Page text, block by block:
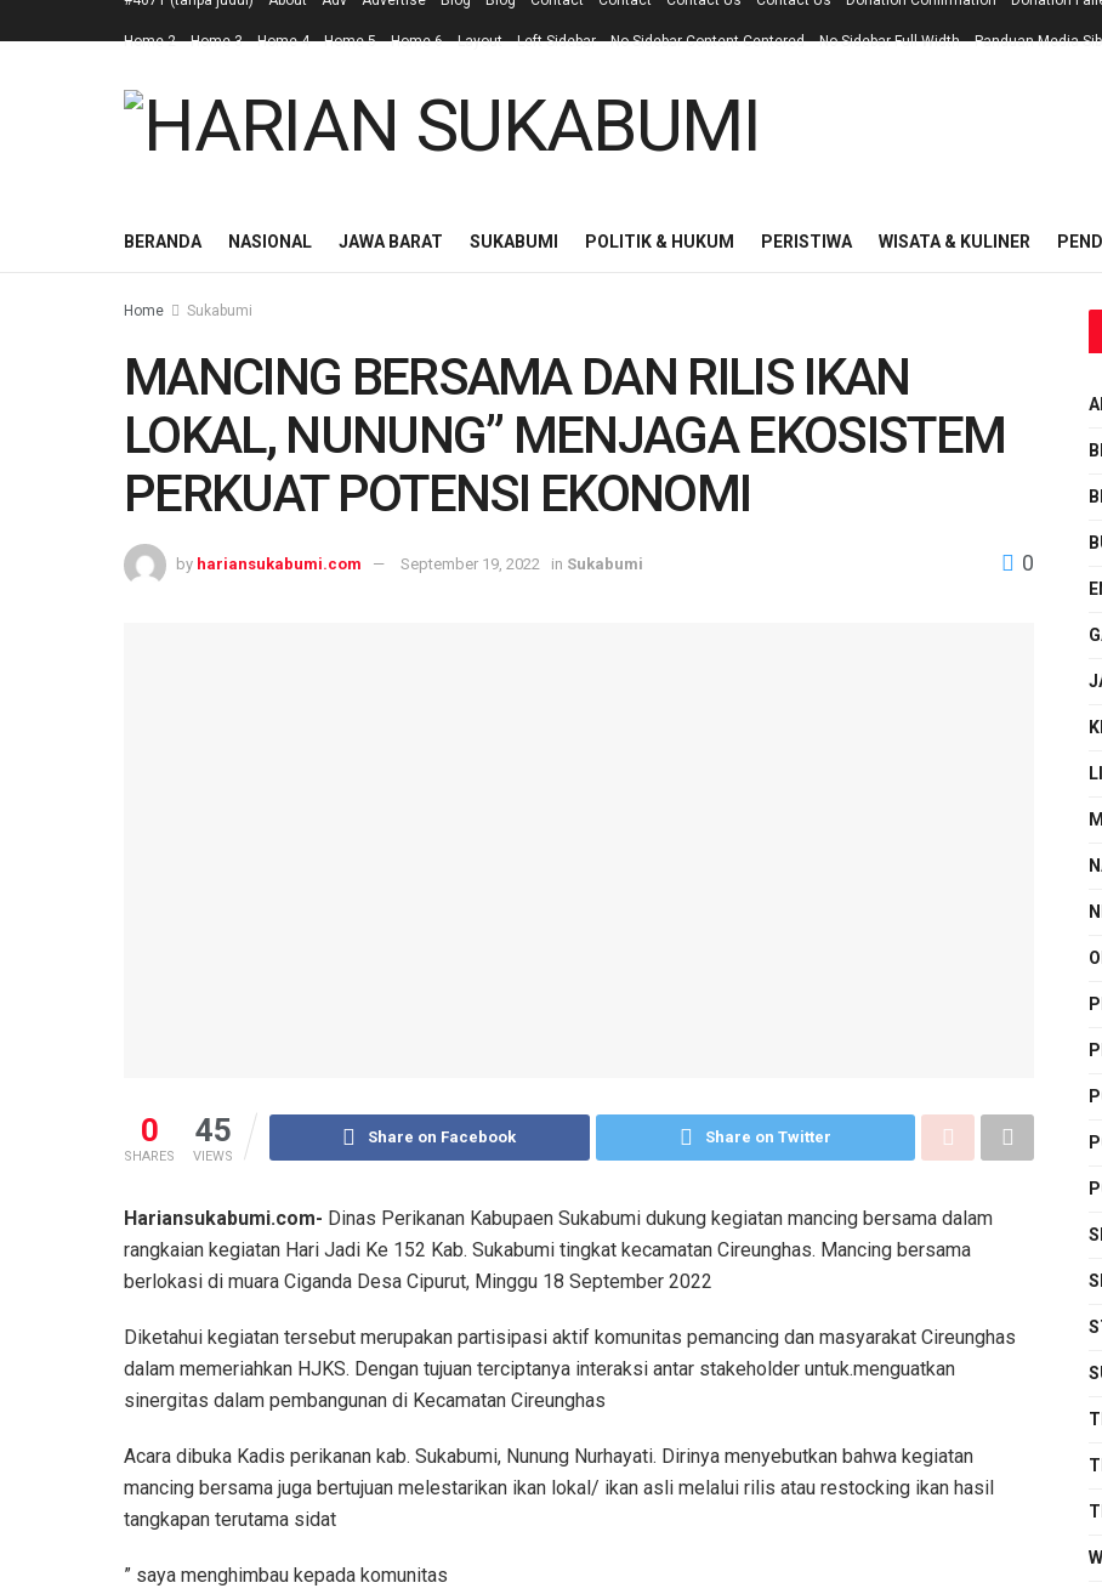
Home 2 Home 3 Home 4 Home 5 Home 6 Layout Left Sidebar No Sidebar Content Centered No Sidebar Full Width Panduan Media
BERANDA NASIONAL JAWA BARAT SUKABUMI POLITIK & HUKUM PERISTIWA WISATA & KULINER
Home Sukabumi
MANCING BERSAMA DAN RILIS IKAN
LOKAL, NUNUNG” MENJAGA EKOSISTEM
PERKUAT POTENSI EKONOMI
by hariansukabumi.com September 19, 2022 in Sukabumi 0
0
SHARES
45
VIEWS
Share on Facebook Share on Twitter
Hariansukabumi.com- Dinas Perikanan Kabupaen Sukabumi dukung kegiatan mancing bersama dalam
rangkaian kegiatan Hari Jadi Ke 152 Kab. Sukabumi tingkat kecamatan Cireunghas. Mancing bersama
berlokasi di muara Ciganda Desa Cipurut, Minggu 18 September 2022
Diketahui kegiatan tersebut merupakan partisipasi aktif komunitas pemancing dan masyarakat Cireunghas
dalam memeriahkan HJKS. Dengan tujuan terciptanya interaksi antar stakeholder untuk.menguatkan
sinergitas dalam pembangunan di Kecamatan Cireunghas
Acara dibuka Kadis perikanan kab. Sukabumi, Nunung Nurhayati. Dirinya menyebutkan bahwa kegiatan
mancing bersama juga bertujuan melestarikan ikan lokal/ ikan asli melalui rilis atau restocking ikan hasil
tangkapan terutama sidat
” saya menghimbau kepada komunitas